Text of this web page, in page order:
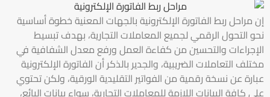
إنمراحل ربط الفاتورة الإلكترونيةبالجهات المعنية خطوة أساسية
نحو التحول الرقمي لجميع المعاملات التجارية، بهدف تبسيط
الإجراءات والتحسين من كفاءة العمل ورفع معدل الشفافية في
مختلف التعاملات الضريبية، والجدير بالذكر أن الفاتورة الإلكترونية
عبارة عن نسخة رقمية من الفواتير التقليدية الورقية، ولكن تحتوي
على كافة البيانات اللازمة للمعاملات التجارية، سواء بيانات البائع،